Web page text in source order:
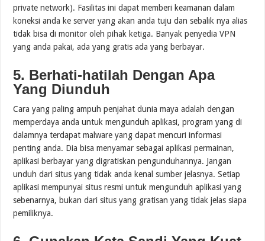
private network). Fasilitas ini dapat memberi keamanan dalam
koneksi anda ke server yang akan anda tuju dan sebalik nya alias
tidak bisa di monitor oleh pihak ketiga. Banyak penyedia VPN
yang anda pakai, ada yang gratis ada yang berbayar.
5. Berhati-hatilah Dengan Apa
Yang Diunduh
Cara yang paling ampuh penjahat dunia maya adalah dengan
memperdaya anda untuk mengunduh aplikasi, program yang di
dalamnya terdapat malware yang dapat mencuri informasi
penting anda. Dia bisa menyamar sebagai aplikasi permainan,
aplikasi berbayar yang digratiskan pengunduhannya. Jangan
unduh dari situs yang tidak anda kenal sumber jelasnya. Setiap
aplikasi mempunyai situs resmi untuk mengunduh aplikasi yang
sebenarnya, bukan dari situs yang gratisan yang tidak jelas siapa
pemiliknya.